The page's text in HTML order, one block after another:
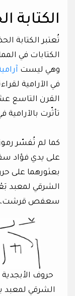
الكتابة
تُعتبر الكتابة
الكتابات في
وهي ليست
في الآرامية
القرن التاسع
تأثّرت
على يدي فؤاد
بعثورهما على
الشرقي لمعبد
سعفص قرشت،
حروف
الشرقي لمعبد